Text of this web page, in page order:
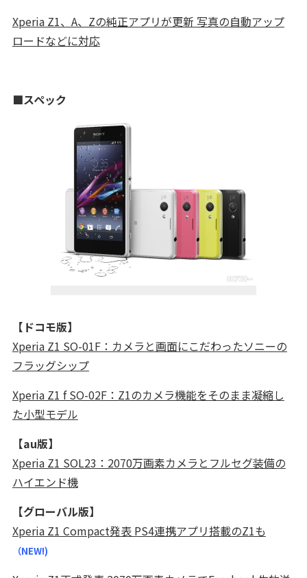
Xperia Z1、A、Zの純正アプリが更新 写真の自動アップ
ロードなどに対応
■スペック
【ドコモ版】
Xperia Z1 SO-01F：カメラと画面にこだわったソニーの
フラッグシップ
Xperia Z1 f SO-02F：Z1のカメラ機能をそのまま凝縮し
た小型モデル
【au版】
Xperia Z1 SOL23：2070万画素カメラとフルセグ装備の
ハイエンド機
【グローバル版】
Xperia Z1 Compact発表 PS4連携アプリ搭載のZ1も
（NEW!)